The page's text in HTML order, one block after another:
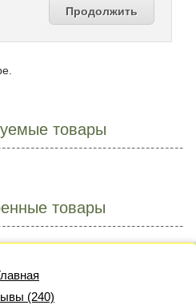
Продолжить
товары
товары
(240)